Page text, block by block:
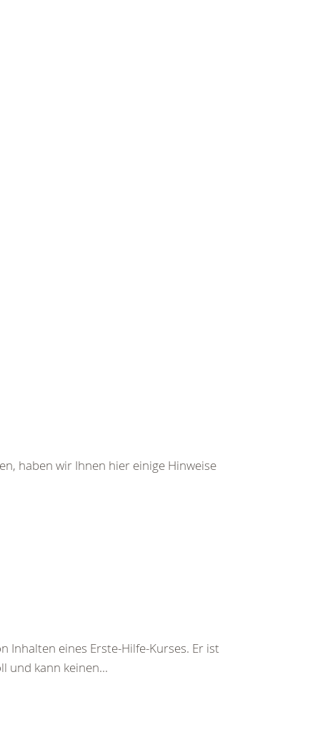
haben wir Ihnen hier einige Hinweise
eines Erste-Hilfe-Kurses. Er ist
und kann keinen...